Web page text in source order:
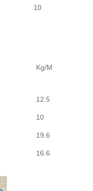
10
Kg/M
12.5
10
19.6
16.6